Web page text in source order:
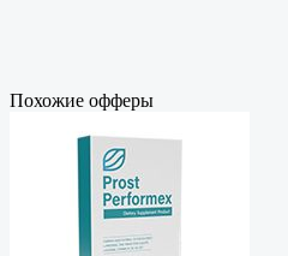
Похожие офферы